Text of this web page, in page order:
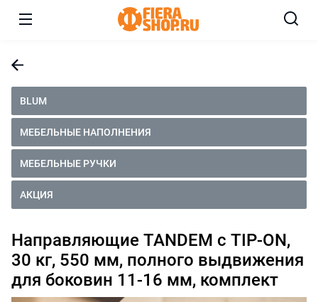
BLUM
МЕБЕЛЬНЫЕ НАПОЛНЕНИЯ
МЕБЕЛЬНЫЕ РУЧКИ
АКЦИЯ
Направляющие TANDEM с TIP-ON,
30 кг, 550 мм, полного выдвижения
для боковин 11-16 мм, комплект